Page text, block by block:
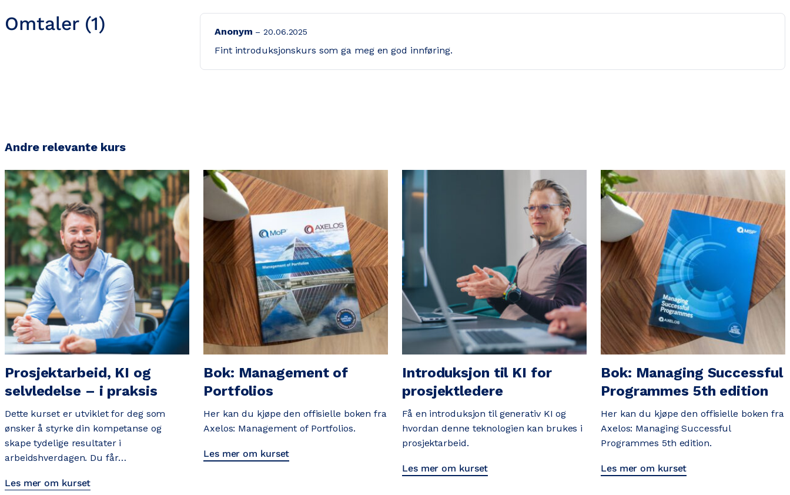
Omtaler (1) Anonym 20.06.2025
Fint introduksjonskurs som ga meg en god innføring.
Andre relevante kurs
Prosjektarbeid, KI og
selvledelse – i praksis
Dette kurset er utviklet for deg som
ønsker å styrke din kompetanse og
skape tydelige resultater i
arbeidshverdagen. Du får…
Les mer om kurset
Bok: Management of
Portfolios
Her kan du kjøpe den offisielle boken fra
Axelos: Management of Portfolios.
Les mer om kurset
Introduksjon til KI for
prosjektledere
Få en introduksjon til generativ KI og
hvordan denne teknologien kan brukes i
prosjektarbeid.
Les mer om kurset
Bok: Managing Successful
Programmes 5th edition
Her kan du kjøpe den offisielle boken fra
Axelos: Managing Successful
Programmes 5th edition.
Les mer om kurset